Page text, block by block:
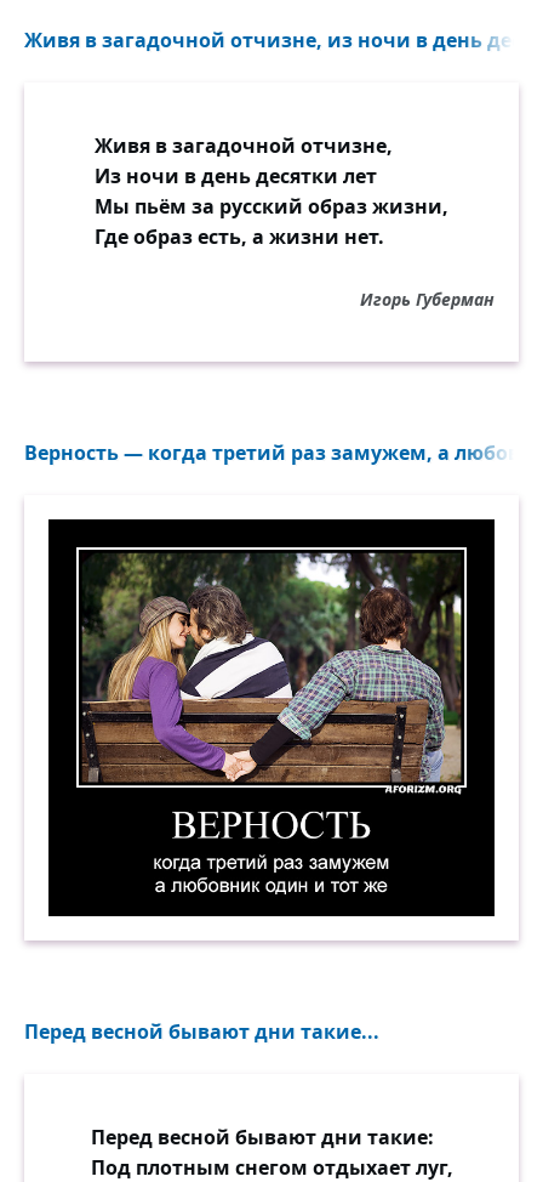
Живя в загадочной отчизне, из ночи в день
Живя в загадочной отчизне,
Из ночи в день десятки лет
Мы пьём за русский образ жизни,
Где образ есть, а жизни нет.
Игорь Губерман
Верность — когда третий раз замужем, а
Перед весной бывают дни такие...
Перед весной бывают дни такие:
Под плотным снегом отдыхает луг,